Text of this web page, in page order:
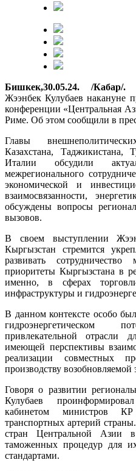
Бишкек,30.05.24. /Кабар/.
Жээнбек Кулубаев накануне
конференции «Центральная
Риме. Об этом сообщили в
Главы
Казахстана, Таджикистана,
Италии обсудили
межрегионального
экономической и
взаимосвязанности,
обсуждены вопросы
вызовов.
В своем выступлении
Кыргызстан стремится
развивать
приоритеты Кыргызстана в
именно, в сферах
инфраструктуры и
В данном контексте особо
гидроэнергетическом
привлекательной отрасли
имеющей перспективы
реализации совместных
производству возобновляемой
Говоря о развитии
Кулубаев
кабинетом министров
транспортных артерий
стран Центральной Азии
таможенных процедур для
стандартами.